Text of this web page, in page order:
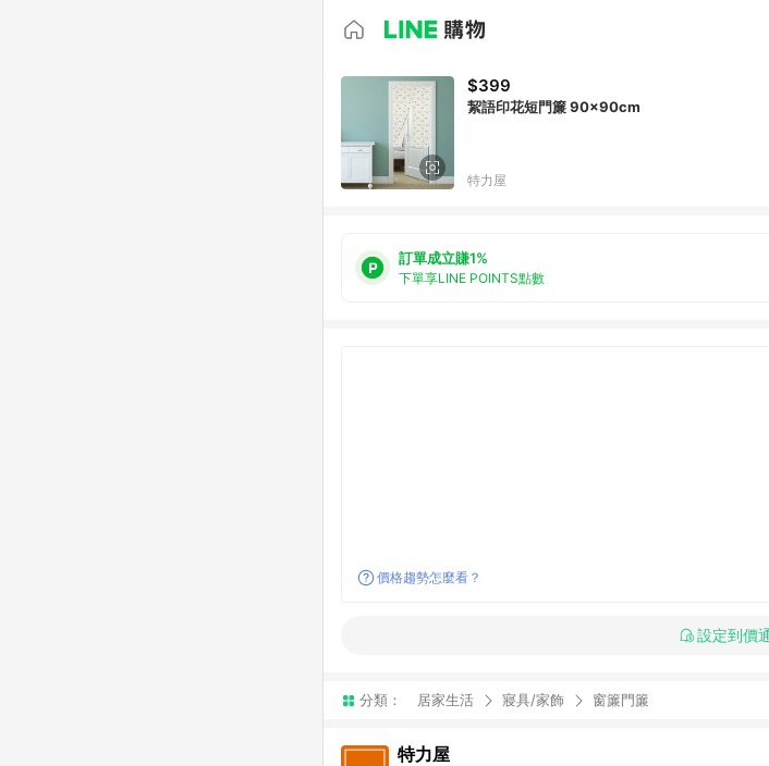
$399
絜語印花短門簾 90x90cm
特力屋
訂單成立賺1%
下單享LINE POINTS點數
價格趨勢怎麼看？
設定到價
分類： 居家生活 寢具/家飾 窗簾門簾
特力屋